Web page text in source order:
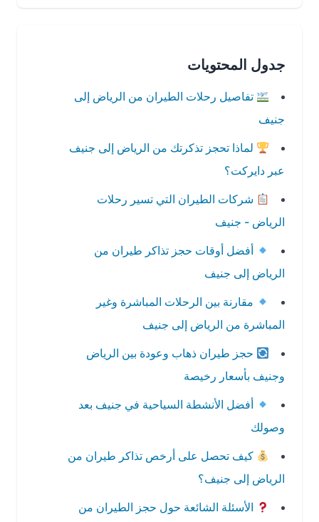
جدول المحتويات
تفاصيل رحلات الطيران من الرياض إلى
لماذا تحجز تذكرتك من الرياض إلى جنيف
عبر دايركت؟
شركات الطيران التي تسير رحلات
الرياض - جنيف
أفضل أوقات حجز تذاكر طيران من
الرياض إلى جنيف
مقارنة بين الرحلات المباشرة وغير
المباشرة من الرياض إلى جنيف
حجز طيران ذهاب وعودة بين الرياض
وجنيف بأسعار رخيصة
أفضل الأنشطة السياحية في جنيف بعد
وصولك
كيف تحصل على أرخص تذاكر طيران من
الرياض إلى جنيف؟
الأسئلة الشائعة حول حجز الطيران من